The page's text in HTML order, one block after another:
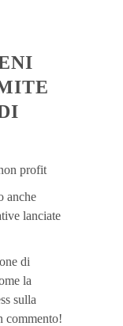
anche
lanciate
di
la
sulla
commento!